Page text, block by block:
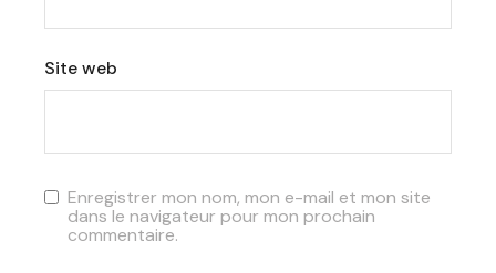
Site web
Enregistrer mon nom, mon e-mail et mon site
dans le navigateur pour mon prochain
commentaire.